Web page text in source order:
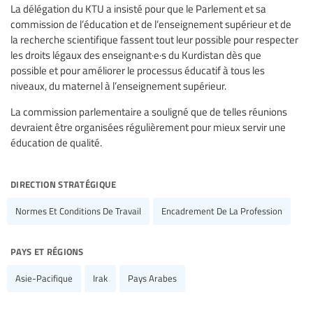
La délégation du KTU a insisté pour que le Parlement et sa
commission de l’éducation et de l’enseignement supérieur et de
la recherche scientifique fassent tout leur possible pour respecter
les droits légaux des enseignant·e·s du Kurdistan dès que
possible et pour améliorer le processus éducatif à tous les
niveaux, du maternel à l’enseignement supérieur.
La commission parlementaire a souligné que de telles réunions
devraient être organisées régulièrement pour mieux servir une
éducation de qualité.
direction stratégique
Normes Et Conditions De Travail Encadrement De La Profession
pays et régions
Asie-Pacifique Irak Pays Arabes